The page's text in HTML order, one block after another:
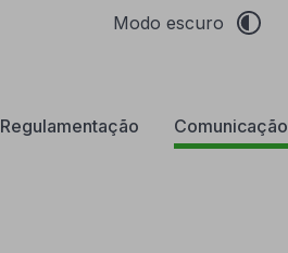
Modo escuro
Regulamentação Comunicação